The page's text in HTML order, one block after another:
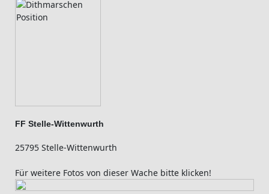
FF Stelle-Wittenwurth
25795 Stelle-Wittenwurth
Für weitere Fotos von dieser Wache bitte klicken!